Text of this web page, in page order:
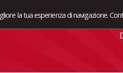
la tua esperienza di navigazione.